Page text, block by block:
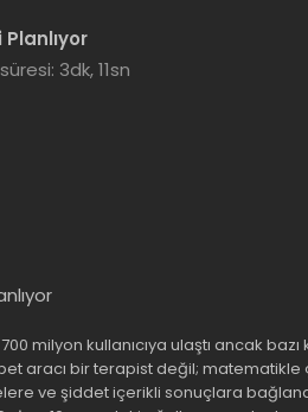
3dk, 11sn
milyon kullanıcıya ulaştı ancak bazı
aracı bir terapist değil; matematikle
ve şiddet içerikli sonuçlara